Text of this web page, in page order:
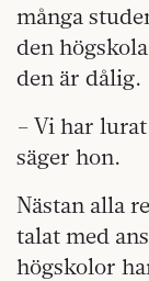
många
den
den är dålig.
– Vi har
säger hon.
Nästan alla
talat med
högskolor